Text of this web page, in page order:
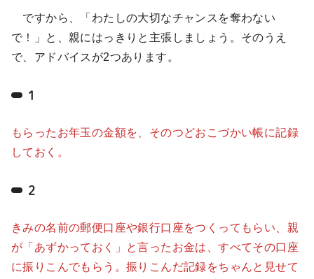
ですから、「わたしの大切なチャンスを奪わない
で！」と、親にはっきりと主張しましょう。そのうえ
で、アドバイスが2つあります。
1
もらったお年玉の金額を、そのつどおこづかい帳に記録
しておく。
2
きみの名前の郵便口座や銀行口座をつくってもらい、親
が「あずかっておく」と言ったお金は、すべてその口座
に振りこんでもらう。振りこんだ記録をちゃんと見せて